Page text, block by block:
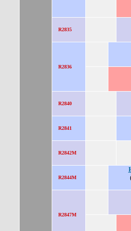
R2835
R2836
R2840
R2841
R2842M
R2844M
R2847M